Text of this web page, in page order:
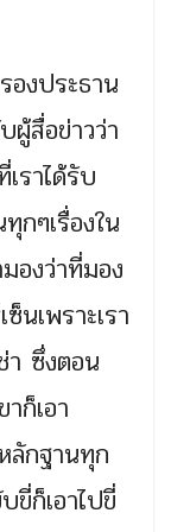
งประธาน
ผู้สื่อข่าวว่า
ราได้รับ
กๆเรื่องใน
องว่าที่มอง
นเพราะเรา
า ซึ่งตอน
ก็เอา
ลักฐานทุก
ขี่ก็เอาไปขี่